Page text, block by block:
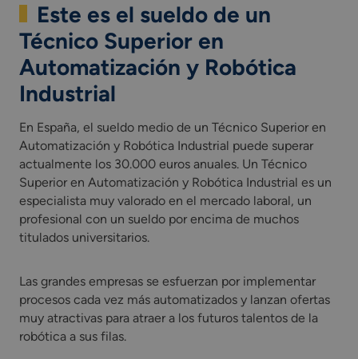
Este es el sueldo de un
Técnico Superior en
Automatización y Robótica
Industrial
En España, el sueldo medio de un Técnico Superior en
Automatización y Robótica Industrial puede superar
actualmente los 30.000 euros anuales. Un Técnico
Superior en Automatización y Robótica Industrial es un
especialista muy valorado en el mercado laboral, un
profesional con un sueldo por encima de muchos
titulados universitarios.
Las grandes empresas se esfuerzan por implementar
procesos cada vez más automatizados y lanzan ofertas
muy atractivas para atraer a los futuros talentos de la
robótica a sus filas.